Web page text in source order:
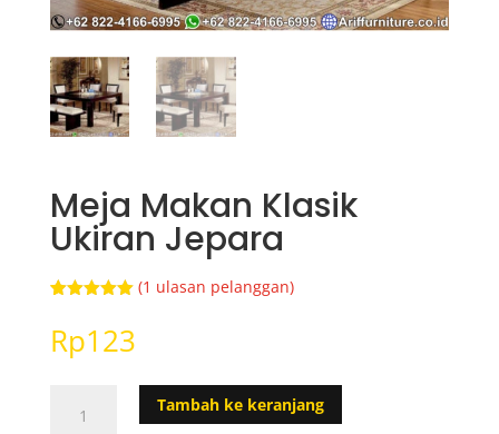
Meja Makan Klasik
Ukiran Jepara
berdasarka
penilaian
(1 ulasan pelanggan)
Rp123
Meja
Tambah ke keranjang